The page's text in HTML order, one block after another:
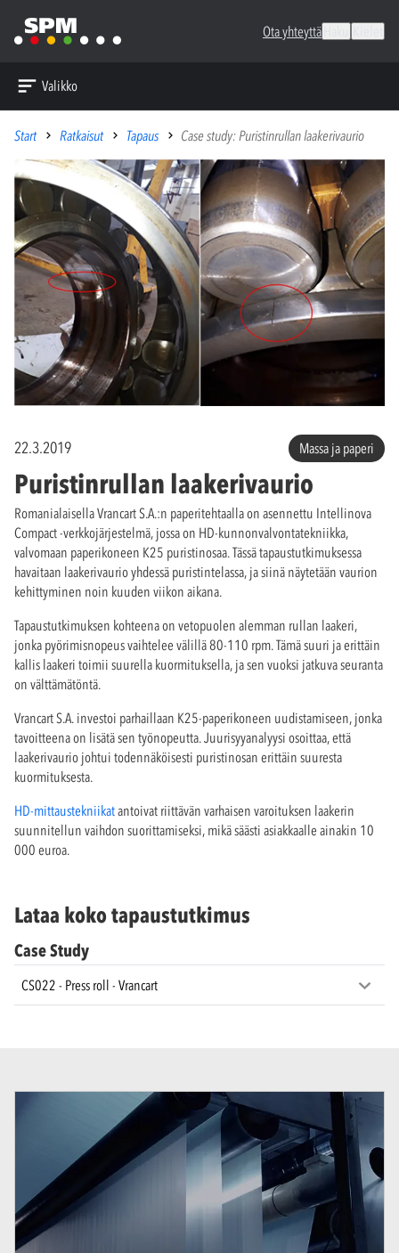
Ota yhteyttä
Valikko
Start Ratkaisut Tapaus Case study: Puristinrullan laakerivaurio
22.3.2019 Massa ja paperi
Puristinrullan laakerivaurio
Romanialaisella Vrancart S.A.:n paperitehtaalla on asennettu Intellinova
Compact -verkkojärjestelmä, jossa on HD-kunnonvalvontatekniikka,
valvomaan paperikoneen K25 puristinosaa. Tässä tapaustutkimuksessa
havaitaan laakerivaurio yhdessä puristintelassa, ja siinä näytetään vaurion
kehittyminen noin kuuden viikon aikana.
Tapaustutkimuksen kohteena on vetopuolen alemman rullan laakeri,
jonka pyörimisnopeus vaihtelee välillä 80-110 rpm. Tämä suuri ja erittäin
kallis laakeri toimii suurella kuormituksella, ja sen vuoksi jatkuva seuranta
on välttämätöntä.
Vrancart S.A. investoi parhaillaan K25-paperikoneen uudistamiseen, jonka
tavoitteena on lisätä sen työnopeutta. Juurisyyanalyysi osoittaa, että
laakerivaurio johtui todennäköisesti puristinosan erittäin suuresta
kuormituksesta.
HD-mittaustekniikatantoivat riittävän varhaisen varoituksen laakerin
suunnitellun vaihdon suorittamiseksi, mikä säästi asiakkaalle ainakin 10
000 euroa.
Lataa koko tapaustutkimus
Case Study
CS022 - Press roll - Vrancart